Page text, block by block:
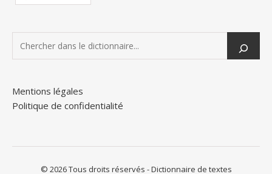
Mentions légales
Politique de confidentialité
© 2026 Tous droits réservés - Dictionnaire de textes